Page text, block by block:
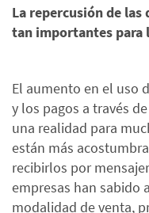
La repercusión de
tan importantes para
El aumento en el uso
y los pagos a través
una realidad para
están más
recibirlos por
empresas han sabido
modalidad de venta,